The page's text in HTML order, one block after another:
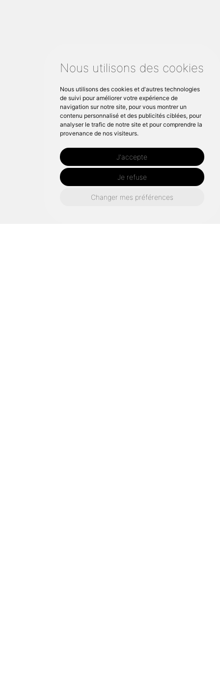
Nous utilisons des cookies
Nous utilisons des cookies et d'autres technologies
de suivi pour améliorer votre expérience de
navigation sur notre site, pour vous montrer un
contenu personnalisé et des publicités ciblées, pour
analyser le trafic de notre site et pour comprendre la
provenance de nos visiteurs.
J'accepte
Je refuse
Changer mes préférences